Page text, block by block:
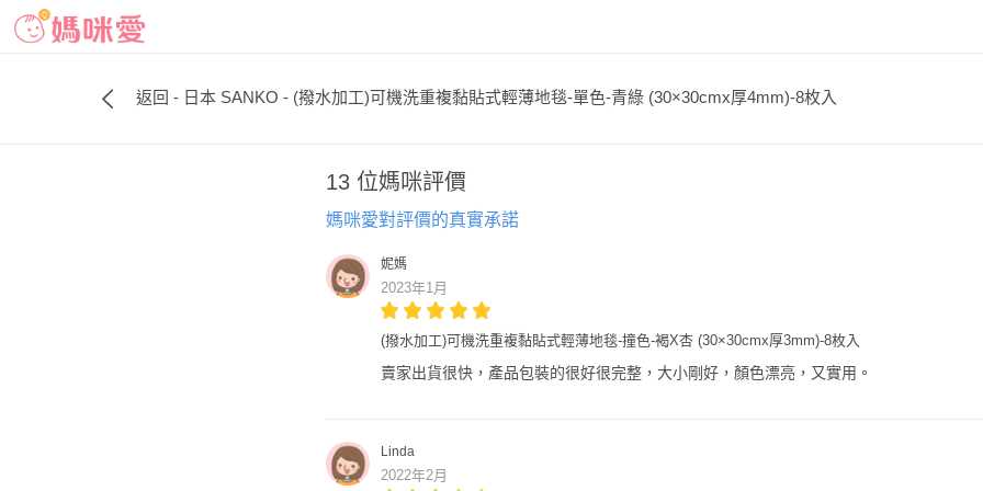
返回 - 日本 SANKO - (撥水加工)可機洗重複黏貼式輕薄地毯-單色-青綠 (30×30cmx厚4mm)-8枚入
13 位媽咪評價
媽咪愛對評價的真實承諾
妮媽
2023年1月
(撥水加工)可機洗重複黏貼式輕薄地毯-撞色-褐X杏 (30×30cmx厚3mm)-8枚入
賣家出貨很快，產品包裝的很好很完整，大小剛好，顏色漂亮，又實用。
Linda
2022年2月